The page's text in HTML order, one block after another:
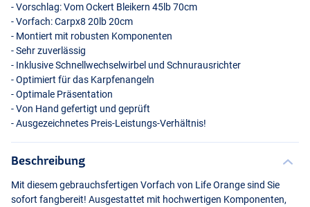
- Vorschlag: Vom Ockert Bleikern 45lb 70cm
- Vorfach: Carpx8 20lb 20cm
- Montiert mit robusten Komponenten
- Sehr zuverlässig
- Inklusive Schnellwechselwirbel und Schnurausrichter
- Optimiert für das Karpfenangeln
- Optimale Präsentation
- Von Hand gefertigt und geprüft
- Ausgezeichnetes Preis-Leistungs-Verhältnis!
Beschreibung
Mit diesem gebrauchsfertigen Vorfach von Life Orange sind Sie
sofort fangbereit! Ausgestattet mit hochwertigen Komponenten,